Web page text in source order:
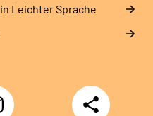
Leichter Sprache
Teilen